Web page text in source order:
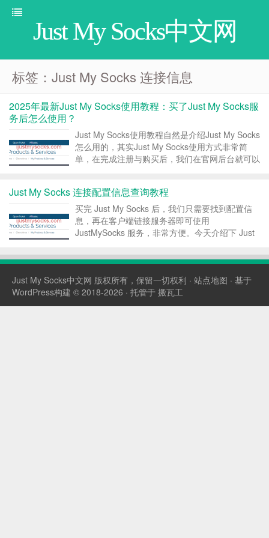
Just My Socks中文网
标签：Just My Socks 连接信息
2025年最新Just My Socks使用教程：买了Just My Socks服
务后怎么使用？
Just My Socks使用教程自然是介绍Just My Socks
怎么用的，其实Just My Socks使用方式非常简
单，在完成注册与购买后，我们在官网后台就可以
用教程版...
Just My Socks 连接配置信息查询教程
买完 Just My Socks 后，我们只需要找到配置信
息，再在客户端链接服务器即可使用
JustMySocks 服务，非常方便。今天介绍下 Just
UUID 等。 一、配置信息查看 登陆
Just My Socks中文网 版权所有，保留一切权利 · 站点地图 · 基于
WordPress构建 © 2018-2026 · 托管于 搬瓦工